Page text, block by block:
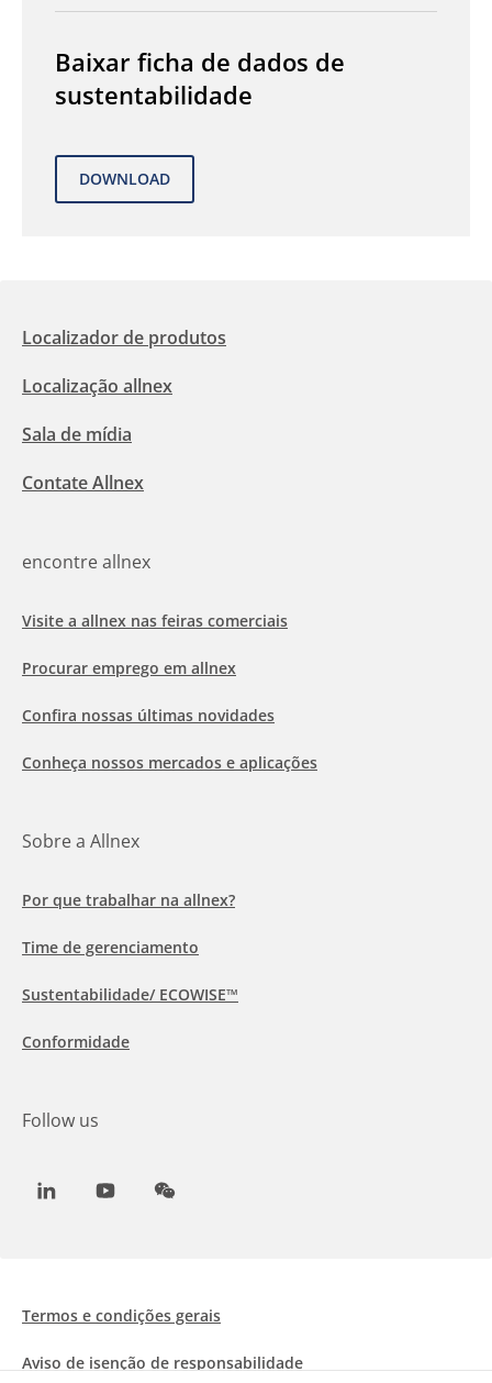
Baixar ficha de dados de
sustentabilidade
Localizador de produtos
Localização allnex
Sala de mídia
Contate Allnex
encontre allnex
Visite a allnex nas feiras comerciais
Procurar emprego em allnex
Confira nossas últimas novidades
Conheça nossos mercados e aplicações
Sobre a Allnex
Por que trabalhar na allnex?
Time de gerenciamento
Sustentabilidade/ ECOWISE™
Conformidade
Follow us
LinkedInYoutubeWeChat
Termos e condições gerais
Aviso de isenção de responsabilidade